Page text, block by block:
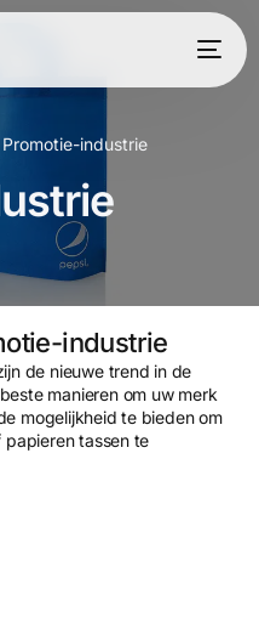
Promotie-industrie
industrie
de nieuwe trend in de
manieren om uw merk
mogelijkheid te bieden om
papieren tassen te